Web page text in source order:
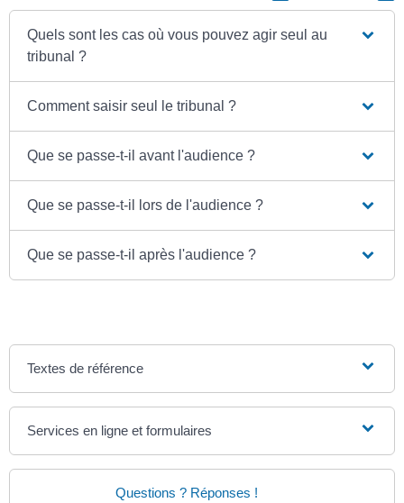
Quels sont les cas où vous pouvez agir seul au
tribunal ?
Comment saisir seul le tribunal ?
Que se passe-t-il avant l'audience ?
Que se passe-t-il lors de l'audience ?
Que se passe-t-il après l'audience ?
Textes de référence
Services en ligne et formulaires
Questions ? Réponses !